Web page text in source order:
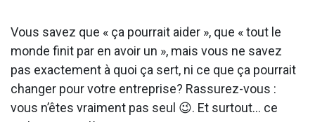
Vous savez que « ça pourrait aider », que « tout le
monde finit par en avoir un », mais vous ne savez
pas exactement à quoi ça sert, ni ce que ça pourrait
changer pour votre entreprise? Rassurez-vous :
vous n’êtes vraiment pas seul 😉. Et surtout… ce